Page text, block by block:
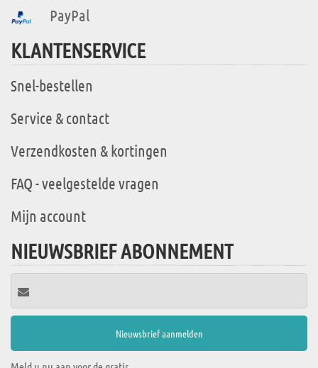
PayPal
KLANTENSERVICE
Snel-bestellen
Service & contact
Verzendkosten & kortingen
FAQ - veelgestelde vragen
Mijn account
NIEUWSBRIEF ABONNEMENT